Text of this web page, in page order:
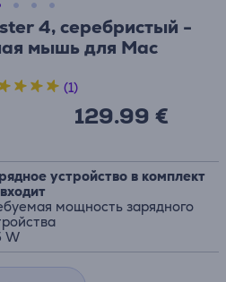
4, серебристый -
мышь для Mac
129.99 €
(1)
устройство в комплект
мощность зарядного
W